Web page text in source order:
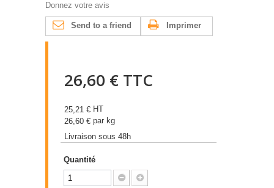
Donnez votre avis
Send to a friend Imprimer
26,60 € TTC
25,21 € HT
26,60 € par kg
Livraison sous 48h
Quantité